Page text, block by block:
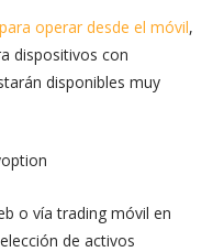
operar desde el móvil,
dispositivos con
disponibles muy
o vía trading móvil en
de activos